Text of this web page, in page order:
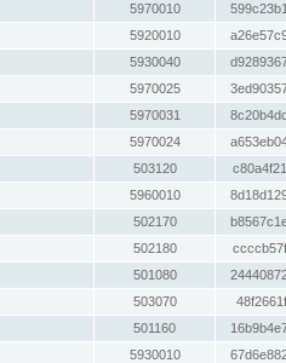
5970010
5920010
5930040
5970025
5970031
5970024
503120
5960010
502170
502180
501080
503070
501160
5930010